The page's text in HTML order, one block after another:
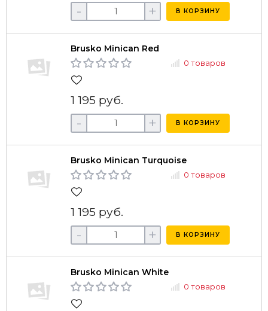
- + В КОРЗИНУ
Brusko Minican Red
0 товаров
1 195 руб.
- + В КОРЗИНУ
Brusko Minican Turquoise
0 товаров
1 195 руб.
- + В КОРЗИНУ
Brusko Minican White
0 товаров